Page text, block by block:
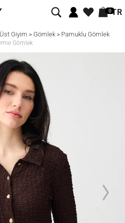
0TR
Üst Giyim > Gömlek> Pamuklu Gömlek
Gömlek